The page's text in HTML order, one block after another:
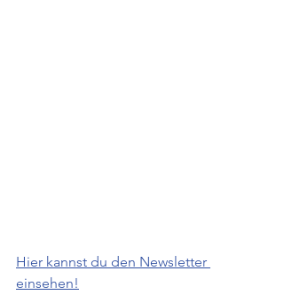
Hier kannst du den Newsletter
einsehen!